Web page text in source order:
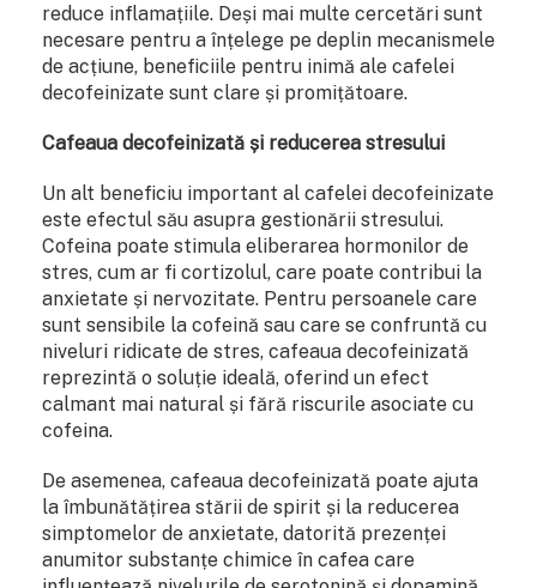
reduce inflamațiile. Deși mai multe cercetări sunt
necesare pentru a înțelege pe deplin mecanismele
de acțiune, beneficiile pentru inimă ale cafelei
decofeinizate sunt clare și promițătoare.
Cafeaua decofeinizată și reducerea stresului
Un alt beneficiu important al cafelei decofeinizate
este efectul său asupra gestionării stresului.
Cofeina poate stimula eliberarea hormonilor de
stres, cum ar fi cortizolul, care poate contribui la
anxietate și nervozitate. Pentru persoanele care
sunt sensibile la cofeină sau care se confruntă cu
niveluri ridicate de stres, cafeaua decofeinizată
reprezintă o soluție ideală, oferind un efect
calmant mai natural și fără riscurile asociate cu
cofeina.
De asemenea, cafeaua decofeinizată poate ajuta
la îmbunătățirea stării de spirit și la reducerea
simptomelor de anxietate, datorită prezenței
anumitor substanțe chimice în cafea care